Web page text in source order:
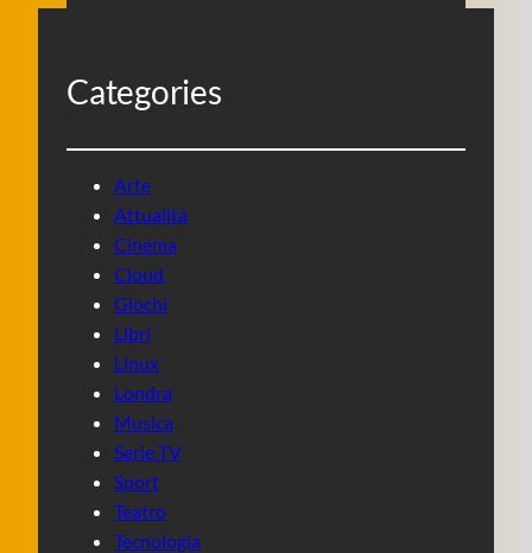
Categories
Arte
Attualità
Cinema
Cloud
Giochi
Libri
Linux
Londra
Musica
Serie TV
Sport
Teatro
Tecnologia